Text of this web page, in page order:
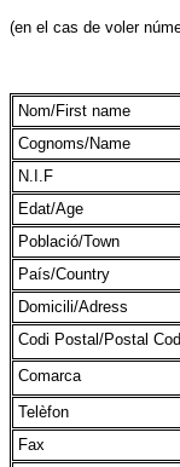
(en el cas de voler
Nom/First name
Cognoms/Name
N.I.F
Edat/Age
Població/Town
País/Country
Domicili/Adress
Codi Postal/Postal
Comarca
Telèfon
Fax